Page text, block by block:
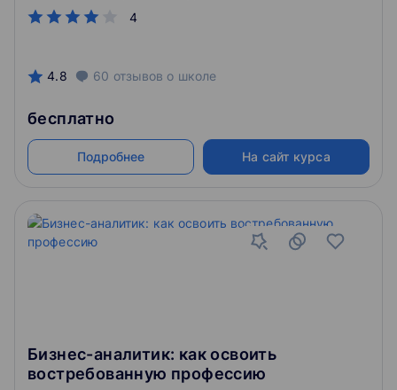
4
4.8 60 отзывов о школе
бесплатно
Подробнее На сайт курса
Бизнес-аналитик: как освоить
востребованную профессию